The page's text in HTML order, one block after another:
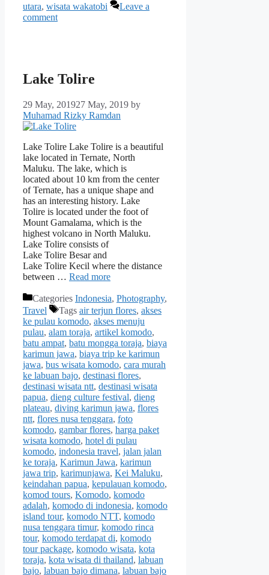
utara, wisata wakatobi
Leave a
comment
Lake Tolire
29 May, 201927 May, 2019 by
Muhamad Rizky Ramdan
Lake Tolire Lake Tolire is a beautiful
lake located in Ternate, North
Maluku. The lake, which is
located about 10 km from the center
of Ternate, has a unique shape and
has an interesting history. Lake
Tolire is located under the foot of
Mount Gamalama, which is the
highest volcano in North Maluku.
Lake Tolire consists of
Lake Tolire Besar and
Lake Tolire Kecil where the distance
between … Read more
Categories Indonesia, Photography,
Travel
Tags air terjun flores, akses
ke pulau komodo, akses menuju
pulau, alam toraja, artikel komodo,
batu ampat, batu mongga toraja, biaya
karimun jawa, biaya trip ke karimun
jawa, bus wisata komodo, cara murah
ke labuan bajo, destinasi flores,
destinasi wisata ntt, destinasi wisata
papua, dieng culture festival, dieng
plateau, diving karimun jawa, flores
ntt, flores nusa tenggara, foto
komodo, gambar flores, harga paket
wisata komodo, hotel di pulau
komodo, indonesia travel, jalan jalan
ke toraja, Karimun Jawa, karimun
jawa trip, karimunjawa, Kei Maluku,
keindahan papua, kepulauan komodo,
komod tours, Komodo, komodo
adalah, komodo di indonesia, komodo
island tour, komodo NTT, komodo
nusa tenggara timur, komodo rinca
tour, komodo terdapat di, komodo
tour package, komodo wisata, kota
toraja, kota wisata di thailand, labuan
bajo, labuan bajo dimana, labuan bajo